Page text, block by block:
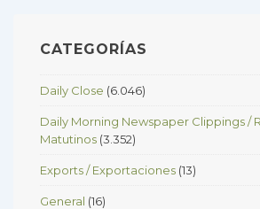
CATEGORÍAS
Daily Close (6.046)
Daily Morning Newspaper Clippings /
Matutinos (3.352)
Exports / Exportaciones (13)
General (16)